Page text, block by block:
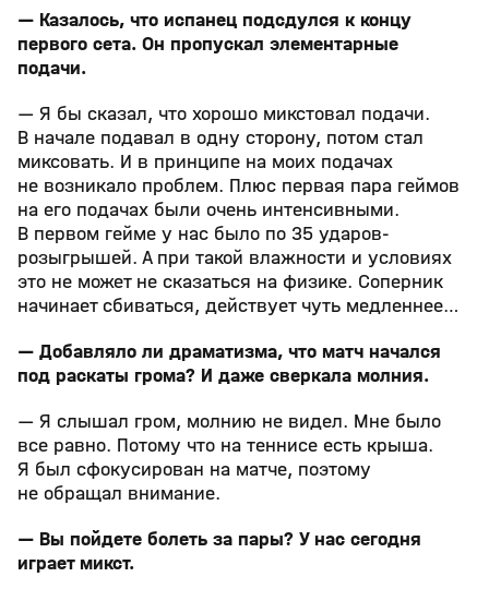
— Казалось, что испанец подсдулся к концу
первого сета. Он пропускал элементарные
подачи.
— Я бы сказал, что хорошо микстовал подачи.
В начале подавал в одну сторону, потом стал
миксовать. И в принципе на моих подачах
не возникало проблем. Плюс первая пара геймов
на его подачах были очень интенсивными.
В первом гейме у нас было по 35 ударов-
розыгрышей. А при такой влажности и условиях
это не может не сказаться на физике. Соперник
начинает сбиваться, действует чуть медленнее…
— Добавляло ли драматизма, что матч начался
под раскаты грома? И даже сверкала молния.
— Я слышал гром, молнию не видел. Мне было
все равно. Потому что на теннисе есть крыша.
Я был сфокусирован на матче, поэтому
не обращал внимание.
— Вы пойдете болеть за пары? У нас сегодня
играет микст.